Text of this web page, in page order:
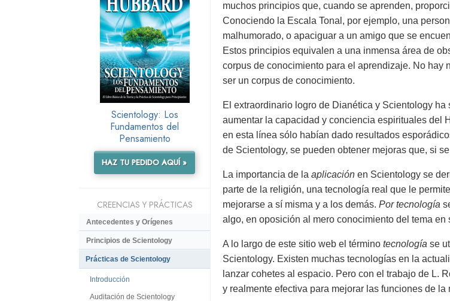
muchos principios que, cuando se aprenden,
Conociendo la Escala Tonal, por ejemplo, una
malhumorado, o apaciguar a un amigo que se
Estos principios equivalen a una inmensa área de
corpus de conocimiento para el aprendizaje. No hay
ser un corpus de conocimiento.
El extraordinario logro de Dianética y Scientology
aumentar la capacidad y conciencia espirituales del
en esta línea sólo habían dado resultados
de Scientology, se pueden obtener mejoras que, si
La importancia de la aplicación en Scientology se
parte de la religión, una tecnología real que le
mejorarse a sí misma y a los demás. Por tecnología
algo, en oposición al mero conocimiento del tema en
A lo largo de este sitio web el término tecnología se
Scientology. Existen muchas tecnologías en la
lanzar cohetes al espacio. Pero con el trabajo de L.
y realmente efectiva para mejorar las funciones de
Scientology: Los
Fundamentos del
Pensamiento
HAZ TU PEDIDO AQUÍ »
CREENCIAS Y PRÁCTICAS
Antecedentes y Orígenes
Principios de Scientology
Prácticas de Scientology
Introducción
Auditación de Scientology